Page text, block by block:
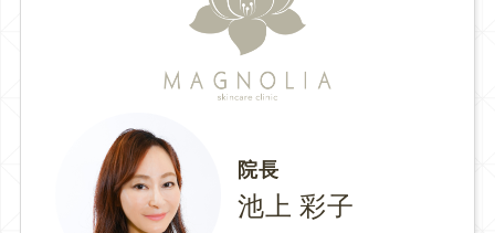
院長
池上 彩子